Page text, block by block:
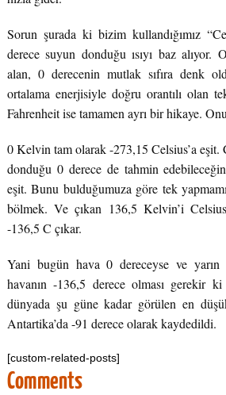
Sorun şurada ki bizim kullandığımız
derece suyun donduğu ısıyı baz alıyor.
alan, 0 derecenin mutlak sıfıra denk
ortalama enerjisiyle doğru orantılı olan
Fahrenheit ise tamamen ayrı bir hikaye.
0 Kelvin tam olarak -273,15 Celsius’a eşit.
donduğu 0 derece de tahmin
eşit. Bunu bulduğumuza göre tek
bölmek. Ve çıkan 136,5 Kelvin’i
-136,5 C çıkar.
Yani bugün hava 0 dereceyse ve
havanın -136,5 derece olması gerekir
dünyada şu güne kadar görülen en
Antartika’da -91 derece olarak kaydedildi.
[custom-related-posts]
Comments